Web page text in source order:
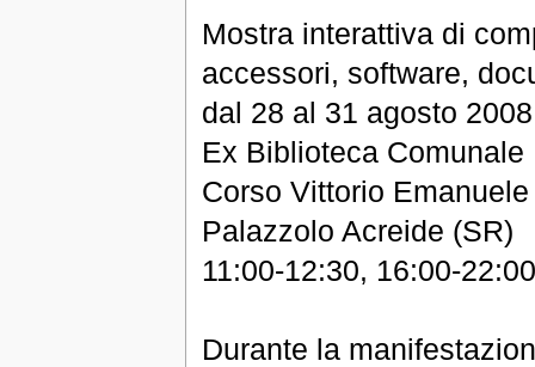
Mostra interattiva di
accessori, software,
dal 28 al 31 agosto 2008
Ex Biblioteca Comunale
Corso Vittorio
Palazzolo Acreide (SR)
11:00-12:30, 16:00-22:00
Durante la